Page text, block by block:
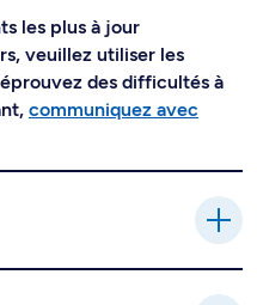
les plus à jour
veuillez utiliser les
des difficultés à
communiquez avec